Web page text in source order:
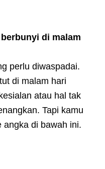
di malam
perlu diwaspadai.
di malam hari
atau hal tak
Tapi kamu
angka di bawah ini.